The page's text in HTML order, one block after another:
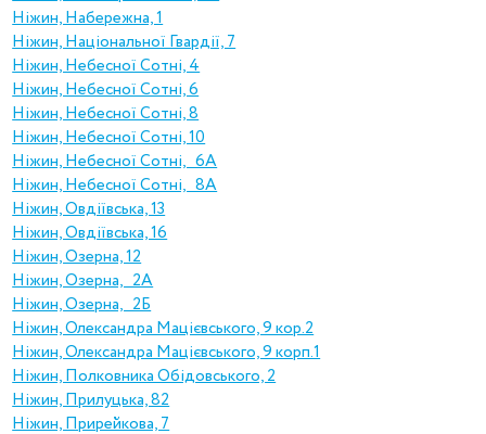
Ніжин, Набережна, 1
Ніжин, Національної Гвардії, 7
Ніжин, Небесної Сотні, 4
Ніжин, Небесної Сотні, 6
Ніжин, Небесної Сотні, 8
Ніжин, Небесної Сотні, 10
Ніжин, Небесної Сотні, 6А
Ніжин, Небесної Сотні, 8А
Ніжин, Овдіївська, 13
Ніжин, Овдіївська, 16
Ніжин, Озерна, 12
Ніжин, Озерна, 2А
Ніжин, Озерна, 2Б
Ніжин, Олександра Мацієвського, 9 кор.2
Ніжин, Олександра Мацієвського, 9 корп.1
Ніжин, Полковника Обідовського, 2
Ніжин, Прилуцька, 82
Ніжин, Прирейкова, 7